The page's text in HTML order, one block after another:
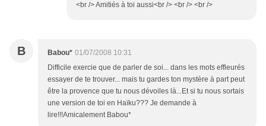
<br /> Amitiés à toi aussi<br /> <br /> <br />
B Babou* 01/07/2008 10:31
Difficile exercie que de parler de soi... dans les mots effleurés
essayer de te trouver... mais tu gardes ton mystère à part peut
être la provence que tu nous dévoiles là...Et si tu nous sortais
une version de toi en Haïku??? Je demande à
lire!!!Amicalement Babou*